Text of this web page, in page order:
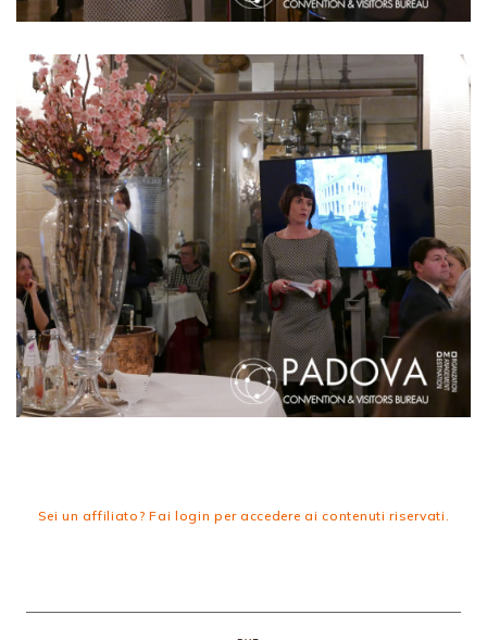
Sei un affiliato? Fai login per accedere ai contenuti riservati.